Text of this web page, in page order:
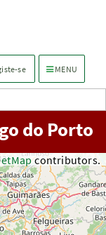
se Menu de
MENU
do Porto
contributors.